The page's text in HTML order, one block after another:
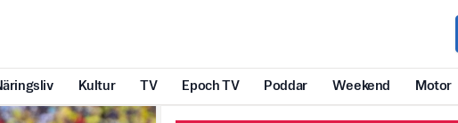
Kultur TV Epoch TV Poddar Weekend Motor